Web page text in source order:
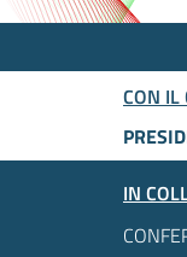
CON IL
IN